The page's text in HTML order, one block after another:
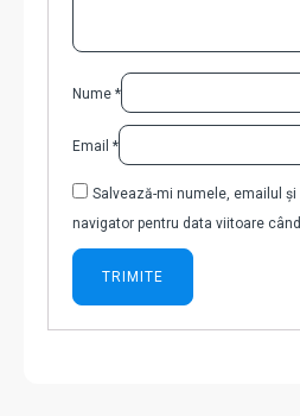
Nume *
Email *
Salvează-mi numele, emailul
navigator pentru data viitoare